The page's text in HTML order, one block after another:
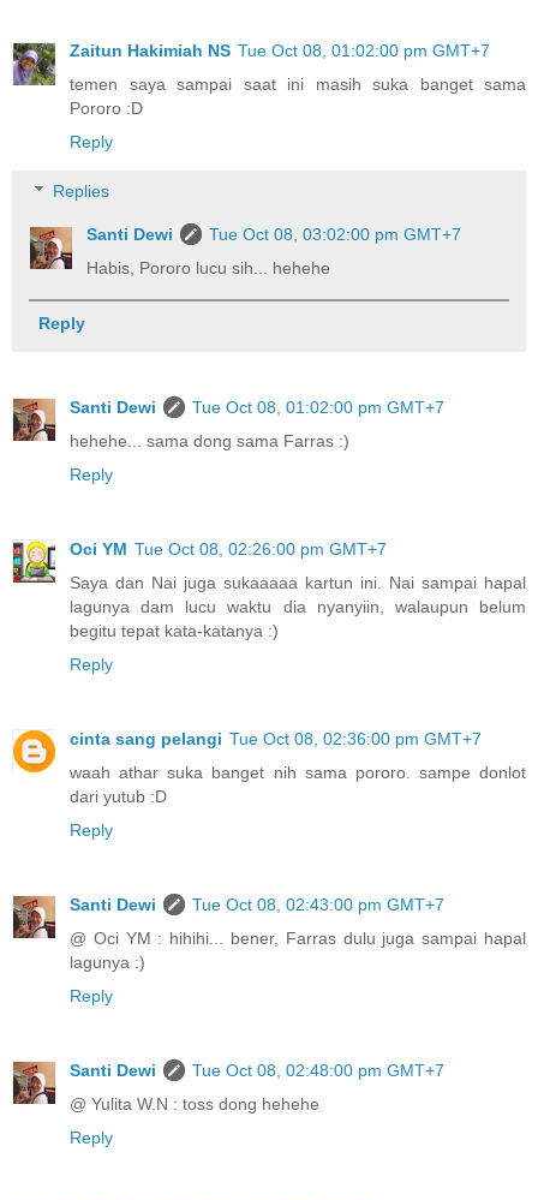
Zaitun Hakimiah NS Tue Oct 08, 01:02:00 pm GMT+7
temen saya sampai saat ini masih suka banget sama
Pororo :D
Reply
Replies
Santi Dewi
Tue Oct 08, 03:02:00 pm GMT+7
Habis, Pororo lucu sih... hehehe
Reply
Santi Dewi
Tue Oct 08, 01:02:00 pm GMT+7
hehehe... sama dong sama Farras :)
Reply
Oci YM Tue Oct 08, 02:26:00 pm GMT+7
Saya dan Nai juga sukaaaaa kartun ini. Nai sampai hapal
lagunya dam lucu waktu dia nyanyiin, walaupun belum
begitu tepat kata-katanya :)
Reply
cinta sang pelangi Tue Oct 08, 02:36:00 pm GMT+7
waah athar suka banget nih sama pororo. sampe donlot
dari yutub :D
Reply
Santi Dewi
Tue Oct 08, 02:43:00 pm GMT+7
@ Oci YM : hihihi... bener, Farras dulu juga sampai hapal
lagunya :)
Reply
Santi Dewi
Tue Oct 08, 02:48:00 pm GMT+7
@ Yulita W.N : toss dong hehehe
Reply